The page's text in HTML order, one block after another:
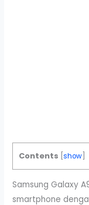
Contents [show
Samsung Galaxy
smartphone